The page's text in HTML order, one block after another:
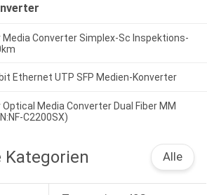
Converter Simplex-Sc Inspektions-
Ethernet UTP SFP Medien-Konverter
Media Converter Dual Fiber MM
C2200SX)
Kategorien Alle